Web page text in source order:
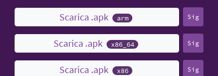
Scarica .apk arm Sig
Scarica .apk x86_64 Sig
Scarica .apk x86 Sig